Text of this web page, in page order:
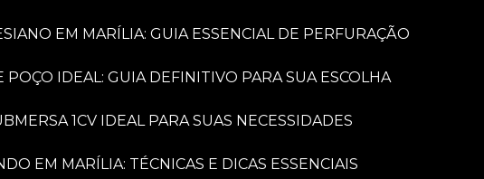
EM MARÍLIA: GUIA ESSENCIAL DE PERFURAÇÃO
POÇO IDEAL: GUIA DEFINITIVO PARA SUA ESCOLHA
1CV IDEAL PARA SUAS NECESSIDADES
EM MARÍLIA: TÉCNICAS E DICAS ESSENCIAIS